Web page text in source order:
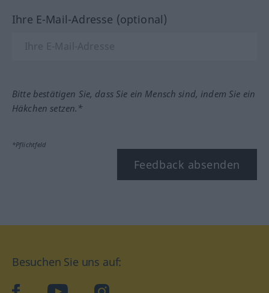
Ihre E-Mail-Adresse (optional)
Bitte bestätigen Sie, dass Sie ein Mensch sind, indem Sie ein
Häkchen setzen.*
*Pflichtfeld
Feedback absenden
Besuchen Sie uns auf: